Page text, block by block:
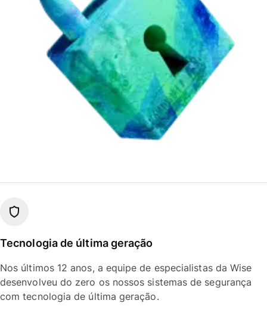
Tecnologia de última geração
Nos últimos 12 anos, a equipe de especialistas da Wise
desenvolveu do zero os nossos sistemas de segurança
com tecnologia de última geração.